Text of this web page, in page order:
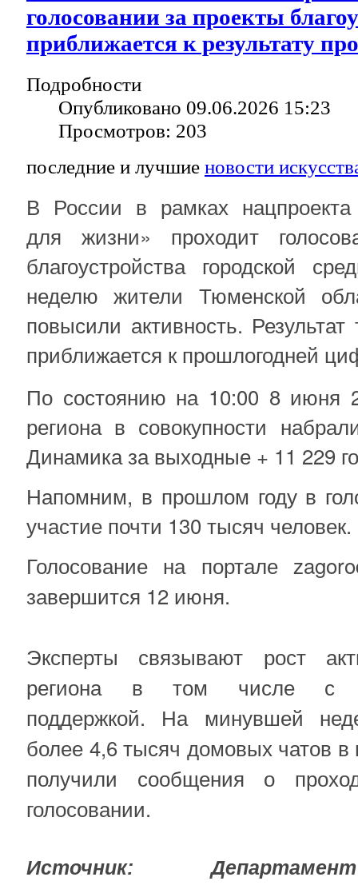
голосовании за проекты
приближается к результату
Подробности
Опубликовано 09.06.2026 15:23
Просмотров: 203
последние и лучшие новости
В России в рамках нацпроекта
для жизни» проходит
благоустройства городской
неделю жители Тюменской
повысили активность. Результат
приближается к прошлогодней
По состоянию на 10:00 8 июня
региона в совокупности
Динамика за выходные + 11 229
Напомним, в прошлом году в
участие почти 130 тысяч человек.
Голосование на портале
завершится 12 июня.
Эксперты связывают рост
региона в том числе с
поддержкой. На минувшей
более 4,6 тысяч домовых чатов
получили сообщения о
голосовании.
Источник: